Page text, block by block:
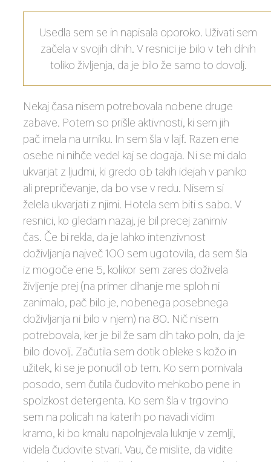
Usedla sem se in napisala oporoko. Uživati sem
začela v svojih dihih. V resnici je bilo v teh dihih
toliko življenja, da je bilo že samo to dovolj.
Nekaj časa nisem potrebovala nobene druge
zabave. Potem so prišle aktivnosti, ki sem jih
pač imela na urniku. In sem šla v lajf. Razen ene
osebe ni nihče vedel kaj se dogaja. Ni se mi dalo
ukvarjat z ljudmi, ki gredo ob takih idejah v paniko
ali prepričevanje, da bo vse v redu. Nisem si
želela ukvarjati z njimi. Hotela sem biti s sabo. V
resnici, ko gledam nazaj, je bil precej zanimiv
čas. Če bi rekla, da je lahko intenzivnost
doživljanja največ 100 sem ugotovila, da sem šla
iz mogoče ene 5, kolikor sem zares doživela
življenje prej (na primer dihanje me sploh ni
zanimalo, pač bilo je, nobenega posebnega
doživljanja ni bilo v njem) na 80. Nič nisem
potrebovala, ker je bil že sam dih tako poln, da je
bilo dovolj. Začutila sem dotik obleke s kožo in
užitek, ki se je ponudil ob tem. Ko sem pomivala
posodo, sem čutila čudovito mehkobo pene in
spolzkost detergenta. Ko sem šla v trgovino
sem na policah na katerih po navadi vidim
kramo, ki bo kmalu napolnjevala luknje v zemlji,
videla čudovite stvari. Vau, če mislite, da vidite